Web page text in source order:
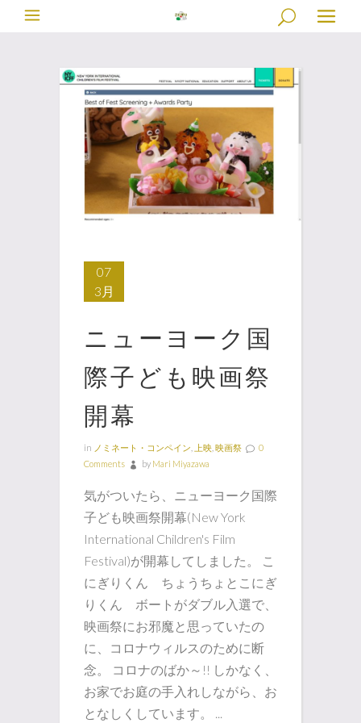
07
3月
ニューヨーク国
際子ども映画祭
開幕
in ノミネート・コンペイン 上映 映画祭
0
Comments
by Mari Miyazawa
気がついたら、ニューヨーク国際
子ども映画祭開幕(New York
International Children's Film
Festival)が開幕してしました。 こ
にぎりくん ちょうちょとこにぎ
りくん ボートがダブル入選で、
映画祭にお邪魔と思っていたの
に、コロナウィルスのために断
念。 コロナのばか～!! しかなく、
お家でお庭の手入れしながら、お
となしくしています。 ...